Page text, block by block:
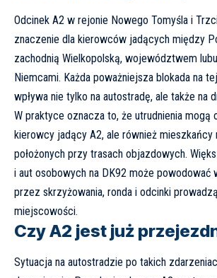
Odcinek A2 w rejonie Nowego Tomyśla i
znaczenie dla kierowców jadących między
zachodnią Wielkopolską, województwem
Niemcami. Każda poważniejsza blokada na
wpływa nie tylko na autostradę, ale także na
W praktyce oznacza to, że utrudnienia mogą
kierowcy jadący A2, ale również
położonych przy trasach objazdowych.
i aut osobowych na DK92 może powodować
przez skrzyżowania, ronda i odcinki
miejscowości.
Czy A2 jest już
Sytuacja na autostradzie po takich